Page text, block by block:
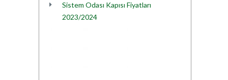
Sistem Odası Kapısı Fiyatları
2023/2024